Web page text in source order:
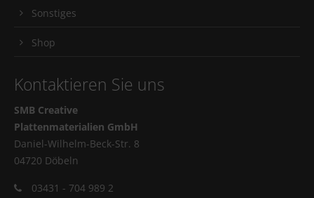
Sonstiges
Shop
Kontaktieren Sie uns
SMB Creative
Plattenmaterialien GmbH
Daniel-Wilhelm-Beck-Str. 8
04720 Döbeln
03431 - 704 989 2